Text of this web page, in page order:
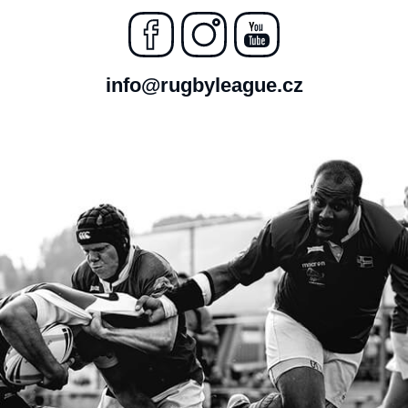
info@rugbyleague.cz